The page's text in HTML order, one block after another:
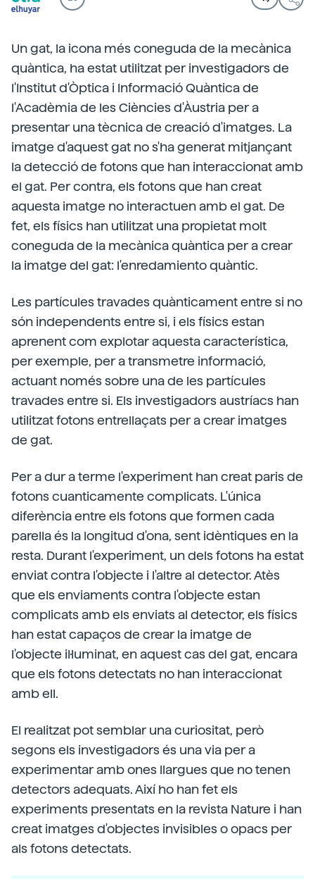
Un gat, la icona més coneguda de la mecànica
quàntica, ha estat utilitzat per investigadors de
l'Institut d'Òptica i Informació Quàntica de
l'Acadèmia de les Ciències d'Àustria per a
presentar una tècnica de creació d'imatges. La
imatge d'aquest gat no s'ha generat mitjançant
la detecció de fotons que han interaccionat amb
el gat. Per contra, els fotons que han creat
aquesta imatge no interactuen amb el gat. De
fet, els físics han utilitzat una propietat molt
coneguda de la mecànica quàntica per a crear
la imatge del gat: l'enredamiento quàntic.
Les partícules travades quànticament entre si no
són independents entre si, i els físics estan
aprenent com explotar aquesta característica,
per exemple, per a transmetre informació,
actuant només sobre una de les partícules
travades entre si. Els investigadors austríacs han
utilitzat fotons entrellaçats per a crear imatges
de gat.
Per a dur a terme l'experiment han creat paris de
fotons cuanticamente complicats. L'única
diferència entre els fotons que formen cada
parella és la longitud d'ona, sent idèntiques en la
resta. Durant l'experiment, un dels fotons ha estat
enviat contra l'objecte i l'altre al detector. Atès
que els enviaments contra l'objecte estan
complicats amb els enviats al detector, els físics
han estat capaços de crear la imatge de
l'objecte il·luminat, en aquest cas del gat, encara
que els fotons detectats no han interaccionat
amb ell.
El realitzat pot semblar una curiositat, però
segons els investigadors és una via per a
experimentar amb ones llargues que no tenen
detectors adequats. Així ho han fet els
experiments presentats en la revista Nature i han
creat imatges d'objectes invisibles o opacs per
als fotons detectats.